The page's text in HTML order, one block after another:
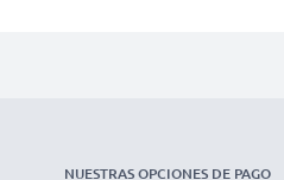
NUESTRAS OPCIONES DE PAGO